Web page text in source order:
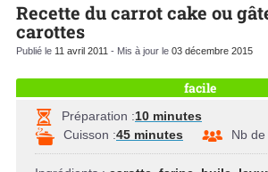
Recette du carrot cake ou
carottes
Publié le 11 avril 2011 - Mis à jour le 03 décembre 2015
facile
Préparation :10 minutes
Cuisson :45 minutes Nb